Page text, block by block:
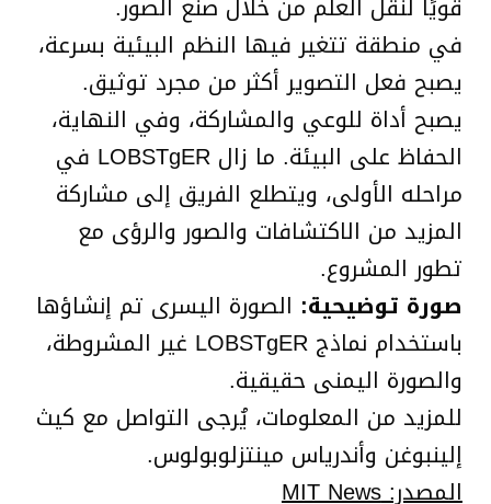
في منطقة تتغير فيها النظم البيئية بسرعة،
يصبح فعل التصوير أكثر من مجرد توثيق.
يصبح أداة للوعي والمشاركة، وفي النهاية،
الحفاظ على البيئة. ما زال LOBSTgER في
مراحله الأولى، ويتطلع الفريق إلى مشاركة
المزيد من الاكتشافات والصور والرؤى مع
تطور المشروع.
صورة توضيحية: الصورة اليسرى تم إنشاؤها
باستخدام نماذج LOBSTgER غير المشروطة،
والصورة اليمنى حقيقية.
للمزيد من المعلومات، يُرجى التواصل مع كيث
إلينبوغن وأندرياس مينتزلوبولوس.
المصدر: MIT News